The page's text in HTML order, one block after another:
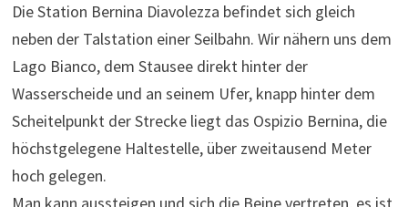
Die Station Bernina Diavolezza befindet sich gleich
neben der Talstation einer Seilbahn. Wir nähern uns dem
Lago Bianco, dem Stausee direkt hinter der
Wasserscheide und an seinem Ufer, knapp hinter dem
Scheitelpunkt der Strecke liegt das Ospizio Bernina, die
höchstgelegene Haltestelle, über zweitausend Meter
hoch gelegen.